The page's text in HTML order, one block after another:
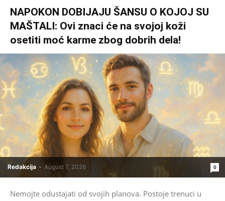
NAPOKON DOBIJAJU ŠANSU O KOJOJ SU
MAŠTALI: Ovi znaci će na svojoj koži
osetiti moć karme zbog dobrih dela!
Redakcija - August 7, 2026 0
Nemojte odustajati od svojih planova. Postoje trenuci u